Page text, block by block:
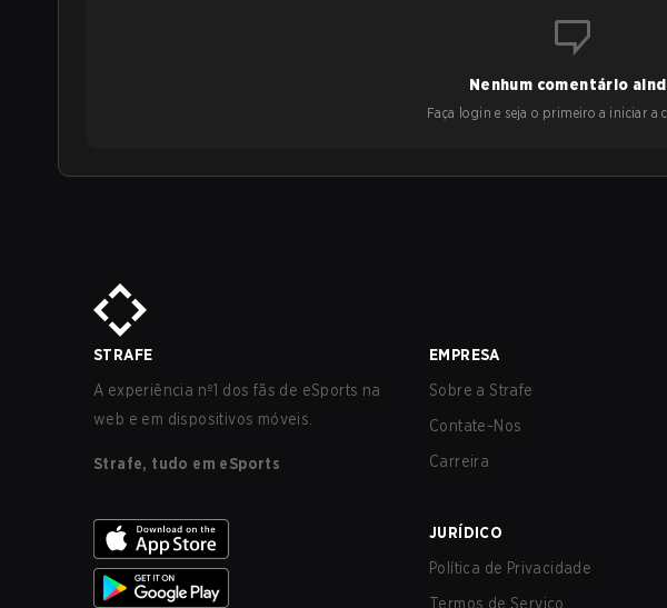
Nenhum comentário
Faça login e seja o primeiro a iniciar a
STRAFE
A experiência nº1 dos fãs de eSports na
web e em dispositivos móveis.
Strafe, tudo em eSports
EMPRESA
Sobre a Strafe
Contate-Nos
Carreira
JURÍDICO
Política de Privacidade
Termos de Serviço